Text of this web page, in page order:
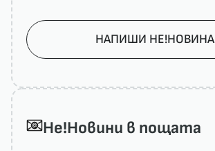
НАПИШИ НЕ!НОВИНА
He!Новини в пощата